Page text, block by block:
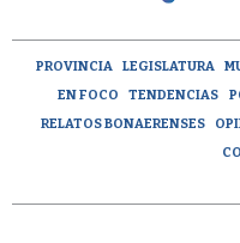
PROVINCIA LEGISLATURA
EN FOCO
TENDENCIAS
RELATOS BONAERENSES